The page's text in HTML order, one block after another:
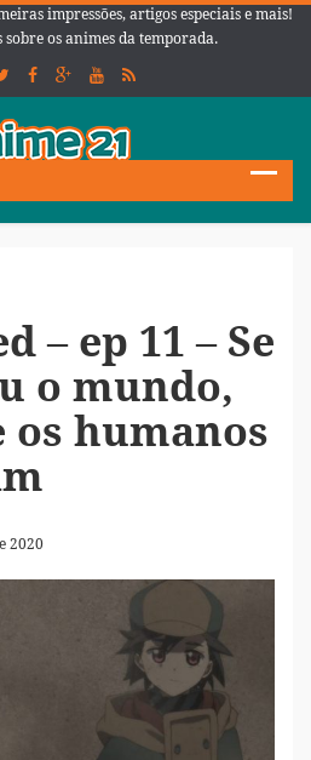
impressões, artigos especiais e mais!
os animes da temporada.
– ep 11 – Se
o mundo,
os humanos
2020